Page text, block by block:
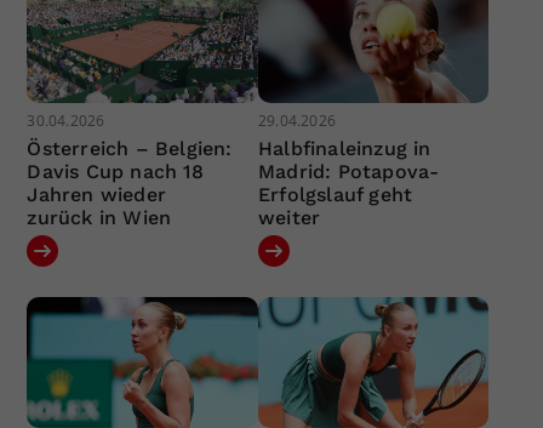
30.04.2026
Österreich – Belgien:
Davis Cup nach 18
Jahren wieder
zurück in Wien
29.04.2026
Halbfinaleinzug in
Madrid: Potapova-
Erfolgslauf geht
weiter